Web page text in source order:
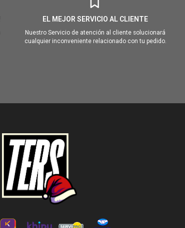
EL MEJOR SERVICIO AL CLIENTE
Nuestro Servicio de atención al cliente solucionará
cualquier inconveniente relacionado con tu pedido.